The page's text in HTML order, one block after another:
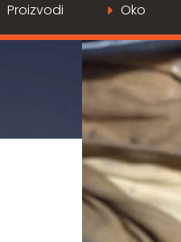
Proizvodi Oko